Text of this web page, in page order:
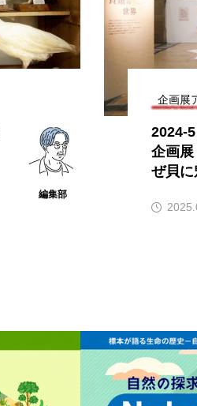
編集部
企画展
2024-
企画
ぜ貝
1/26(